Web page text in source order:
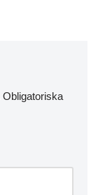
Obligatoriska